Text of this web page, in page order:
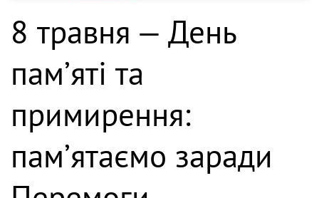
8 травня — День
пам’яті та
примирення:
пам’ятаємо заради